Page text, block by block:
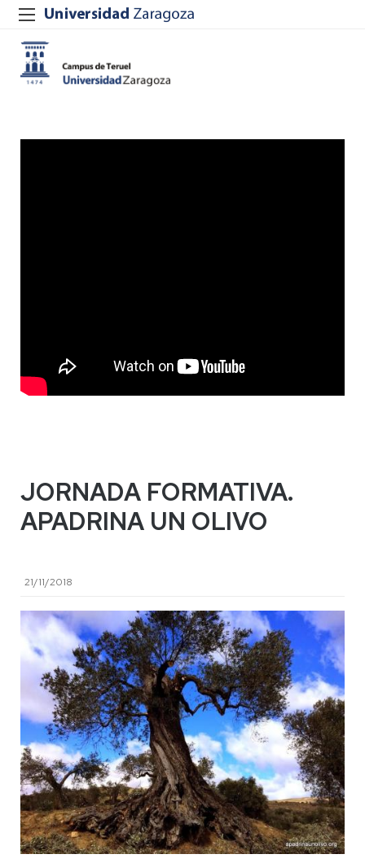
JORNADA FORMATIVA.
APADRINA UN OLIVO
21/11/2018